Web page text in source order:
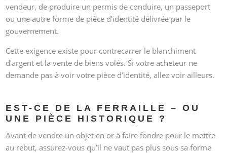
vendeur, de produire un permis de conduire, un passeport
ou une autre forme de pièce d’identité délivrée par le
gouvernement.
Cette exigence existe pour contrecarrer le blanchiment
d’argent et la vente de biens volés. Si votre acheteur ne
demande pas à voir votre pièce d’identité, allez voir ailleurs.
EST-CE DE LA FERRAILLE – OU
UNE PIÈCE HISTORIQUE ?
Avant de vendre un objet en or à faire fondre pour le mettre
au rebut, assurez-vous qu’il ne vaut pas plus sous sa forme